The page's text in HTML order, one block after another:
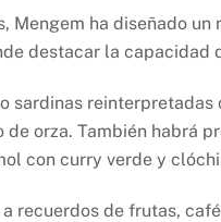
Mengem ha diseñado
destacar la
sardinas
orza. También habrá
con curry verde y
recuerdos de frutas,